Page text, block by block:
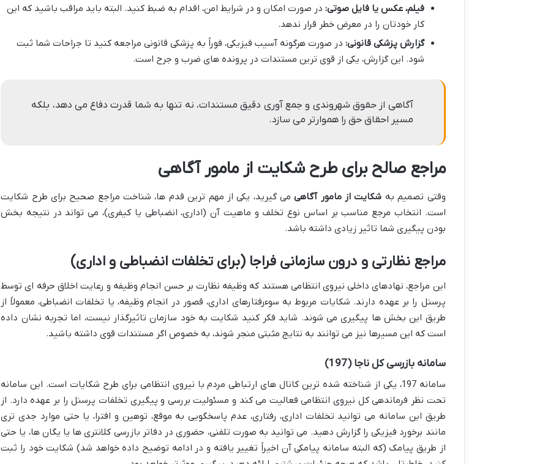
فیلم، عکس یا فایل صوتی: در صورت امکان و در شرایط امن، اقدام به ضبط کنید. البته باید مراقب باشید که این
کار خودتان را در معرض خطر قرار ندهد.
گزارش پزشکی قانونی: در صورت هرگونه آسیب فیزیکی، فوراً به پزشکی قانونی مراجعه کنید تا جراحات شما ثبت
شود. این گزارش، یکی از قوی ترین مستندات در پرونده های ضرب و جرح است.
آگاهی از حقوق شهروندی و جمع آوری دقیق مستندات، نه تنها به شما قدرت دفاع می دهد، بلکه
مسیر احقاق حق را هموارتر می سازد.
مراجع صالح برای طرح شکایت از مامور آگاهی
وقتی تصمیم به شکایت از مامور آگاهیمی گیرید، یکی از مهم ترین قدم ها، شناخت مراجع صحیح برای طرح شکایت
است. انتخاب مرجع مناسب بر اساس نوع تخلف و ماهیت آن (اداری، انضباطی یا کیفری)، می تواند در نتیجه بخش
بودن پیگیری شما تاثیر زیادی داشته باشد.
مراجع نظارتی و درون سازمانی فراجا (برای تخلفات انضباطی و اداری)
این مراجع، نهادهای داخلی نیروی انتظامی هستند که وظیفه نظارت بر حسن انجام وظیفه و رعایت اخلاق حرفه ای توسط
پرسنل را بر عهده دارند. شکایات مربوط به سوءرفتارهای اداری، قصور در انجام وظیفه، یا تخلفات انضباطی، معمولاً از
طریق این بخش ها پیگیری می شوند. شاید فکر کنید شکایت به خود سازمان تاثیرگذار نیست، اما تجربه نشان داده
است که این مسیرها نیز می توانند به نتایج مثبتی منجر شوند، به خصوص اگر مستندات قوی داشته باشید.
سامانه بازرسی کل ناجا (197)
سامانه 197، یکی از شناخته شده ترین کانال های ارتباطی مردم با نیروی انتظامی برای طرح شکایات است. این سامانه
تحت نظر فرماندهی کل نیروی انتظامی فعالیت می کند و مسئولیت بررسی و پیگیری تخلفات پرسنل را بر عهده دارد. از
طریق این سامانه می توانید تخلفات اداری، رفتاری، عدم پاسخگویی به موقع، توهین و افترا، یا حتی موارد جدی تری
مانند برخورد فیزیکی را گزارش دهید. می توانید به صورت تلفنی، حضوری در دفاتر بازرسی کلانتری ها یا یگان ها، یا حتی
از طریق پیامک (که البته سامانه پیامکی آن اخیراً تغییر یافته و در ادامه توضیح داده خواهد شد) شکایت خود را ثبت